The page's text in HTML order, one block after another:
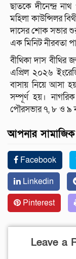
ছাতকে দীনেন্দ্র
মহিলা কাউন্সিলর
দাসের শোক সভার
এক মিনিট নীরবতা
বীথিকা দাস
এপ্রিল ২০২৬
বাসায় নিয়ে আসা
সম্পূর্ণ হয়।
পৌরসভার ৭, ৮ ও ৯
আপনার
Facebook
Linkedin
Pinterest
Leave a